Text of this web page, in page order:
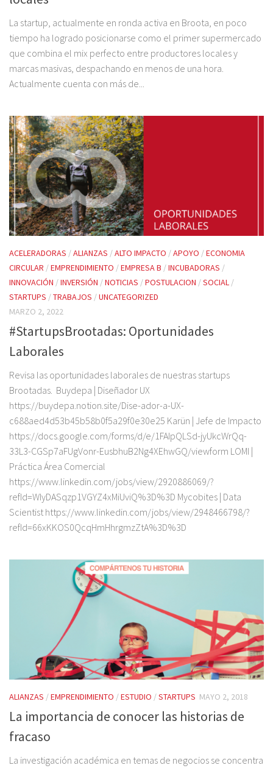
La startup, actualmente en ronda activa en Broota, en poco
tiempo ha logrado posicionarse como el primer supermercado
que combina el mix perfecto entre productores locales y
marcas masivas, despachando en menos de una hora.
Actualmente cuenta con más de...
ACELERADORAS /ALIANZAS /ALTO IMPACTO /APOYO /ECONOMIA
CIRCULAR /EMPRENDIMIENTO /EMPRESA B /INCUBADORAS /
INNOVACIÓN /INVERSIÓN /NOTICIAS /POSTULACION /SOCIAL /
STARTUPS /TRABAJOS /UNCATEGORIZED
MARZO 2, 2022
#StartupsBrootadas: Oportunidades
Laborales
Revisa las oportunidades laborales de nuestras startups
Brootadas. Buydepa | Diseñador UX
https://buydepa.notion.site/Dise-ador-a-UX-
c688aed4d53b45b58b0f5a29f0e30e25 Karün | Jefe de Impacto
https://docs.google.com/forms/d/e/1FAIpQLSd-jyUkcWrQq-
33L3-CGSp7aFUgVonr-EusbhuB2Ng4XEhwGQ/viewform LOMI |
Práctica Área Comercial
https://www.linkedin.com/jobs/view/2920886069/?
refId=WIyDASqzp1VGYZ4xMiUviQ%3D%3D Mycobites | Data
Scientist https://www.linkedin.com/jobs/view/2948466798/?
refId=66xKKOS0QcqHmHhrgmzZtA%3D%3D
ALIANZAS /EMPRENDIMIENTO /ESTUDIO /STARTUPS MAYO 2, 2018
La importancia de conocer las historias de
fracaso
La investigación académica en temas de negocios se concentra